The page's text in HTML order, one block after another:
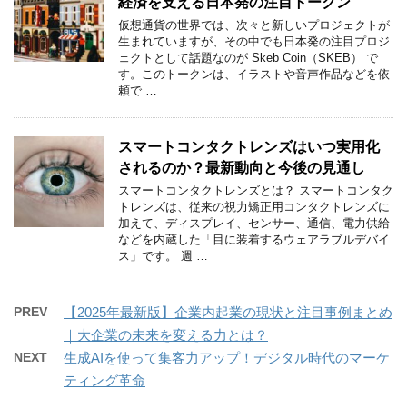
仮想通貨の世界では、次々と新しいプロジェクトが
生まれていますが、その中でも日本発の注目プロジ
ェクトとして話題なのが Skeb Coin（SKEB） で
す。このトークンは、イラストや音声作品などを依
頼で …
スマートコンタクトレンズはいつ実用化
されるのか？最新動向と今後の見通し
スマートコンタクトレンズとは？ スマートコンタク
トレンズは、従来の視力矯正用コンタクトレンズに
加えて、ディスプレイ、センサー、通信、電力供給
などを内蔵した「目に装着するウェアラブルデバイ
ス」です。 週 …
PREV
【2025年最新版】企業内起業の現状と注目事例まとめ
｜大企業の未来を変える力とは？
NEXT
生成AIを使って集客力アップ！デジタル時代のマーケ
ティング革命